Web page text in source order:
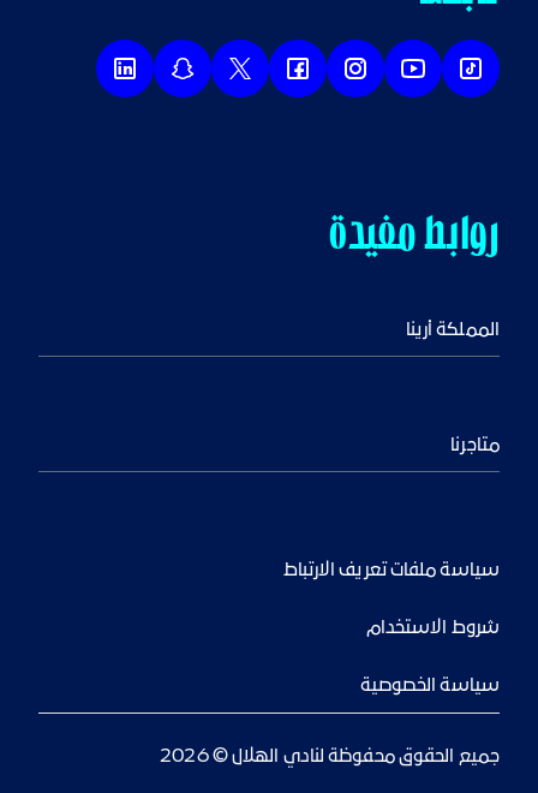
روابط مفيدة
المملكة أرينا
متاجرنا
سياسة ملفات تعريف الارتباط
شروط الاستخدام
سياسة الخصوصية
جميع الحقوق محفوظة لنادي الهلال © 2026